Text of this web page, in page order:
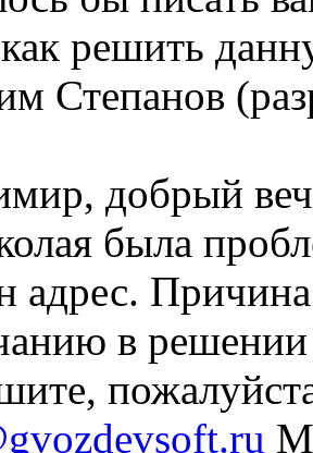
решить
Степанов
добрый
была
адрес.
в решении